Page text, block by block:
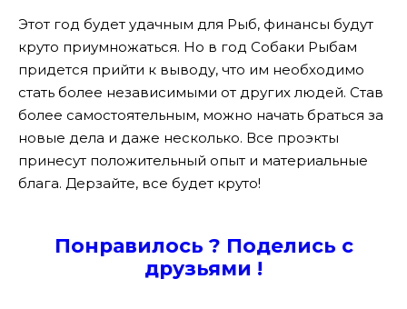
Этот год будет удачным для Рыб, финансы будут
круто приумножаться. Но в год Собаки Рыбам
придется прийти к выводу, что им необходимо
стать более независимыми от других людей. Став
более самостоятельным, можно начать браться за
новые дела и даже несколько. Все проэкты
принесут положительный опыт и материальные
блага. Дерзайте, все будет круто!
Понравилось ? Поделись с
друзьями !